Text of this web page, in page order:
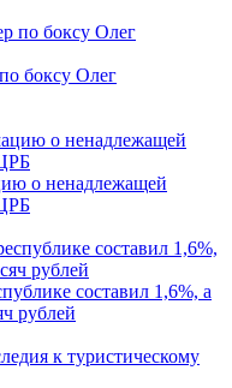
боксу Олег
о ненадлежащей
составил 1,6%, а
рублей